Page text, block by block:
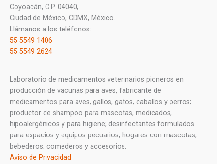
Coyoacán, C.P. 04040,
Ciudad de México, CDMX, México.
Llámanos a los teléfonos:
55 5549 1406
55 5549 2624
Laboratorio de medicamentos veterinarios pioneros en
producción de vacunas para aves, fabricante de
medicamentos para aves, gallos, gatos, caballos y perros;
productor de shampoo para mascotas, medicados,
hipoalergénicos y para higiene; desinfectantes formulados
para espacios y equipos pecuarios, hogares con mascotas,
bebederos, comederos y accesorios.
Aviso de Privacidad